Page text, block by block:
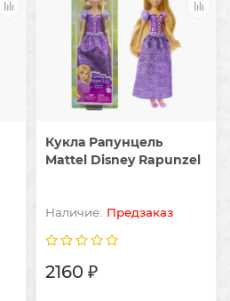
Кукла Рапунцель
Mattel Disney Rapunzel
Предзаказ
2160 ₽